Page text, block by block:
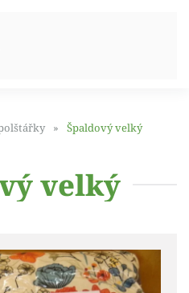
Špaldový velký
velký